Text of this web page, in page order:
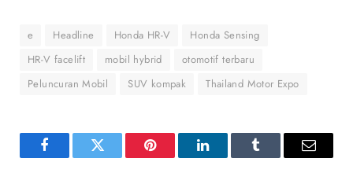
e Headline Honda HR-V
Honda Sensing
HR-V facelift
mobil hybrid
otomotif terbaru
Peluncuran Mobil
SUV kompak Thailand Motor Expo
FacebookTwitter Pinterest LinkedInTumblr Email